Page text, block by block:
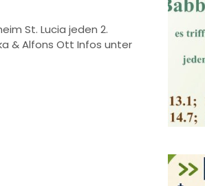
St. Lucia jeden 2.
& Alfons Ott Infos unter